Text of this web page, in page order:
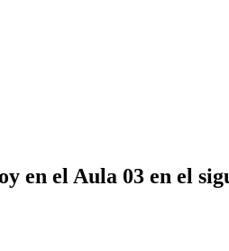
en el Aula 03 en el